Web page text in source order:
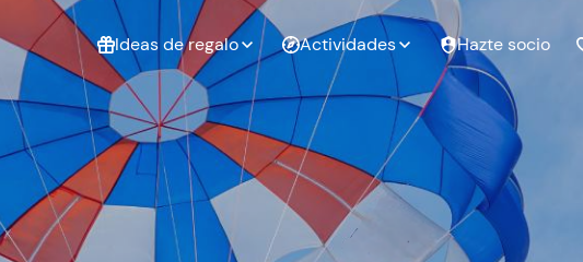
Ideas de regalo
que te
Experiencias
para regalar
Experiencias
para regalar
en pareja
Regalo de
cumpleaños
Actividades Hazte socio